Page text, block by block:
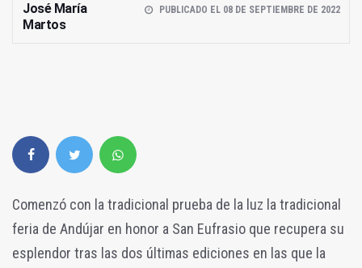
José María
Martos
PUBLICADO EL 08 DE SEPTIEMBRE DE 2022
Comenzó con la tradicional prueba de la luz la tradicional
feria de Andújar en honor a San Eufrasio que recupera su
esplendor tras las dos últimas ediciones en las que la